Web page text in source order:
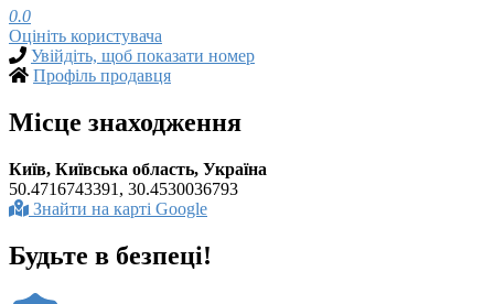
0.0
Оцініть користувача
Увійдіть, щоб показати номер
Профіль продавця
Місце знаходження
Київ, Київська область, Україна
50.4716743391, 30.4530036793
Знайти на карті Google
Будьте в безпеці!